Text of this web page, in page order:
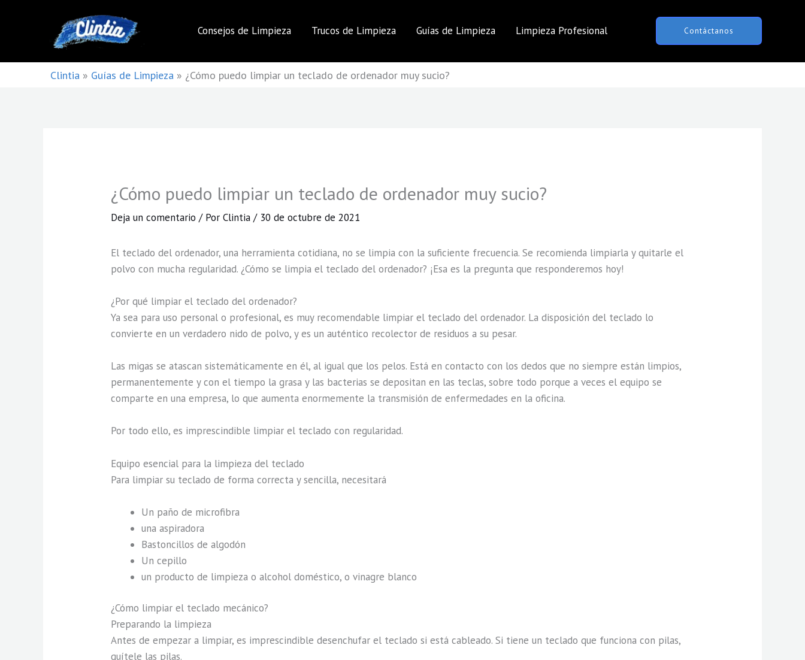
Consejos de Limpieza Trucos de Limpieza Guías de Limpieza Limpieza Profesional Contáctanos
Clintia » Guías de Limpieza » ¿Cómo puedo limpiar un teclado de ordenador muy sucio?
¿Cómo puedo limpiar un teclado de ordenador muy sucio?
Deja un comentario / PorClintia/ 30 de octubre de 2021
El teclado del ordenador, una herramienta cotidiana, no se limpia con la suficiente frecuencia. Se recomienda limpiarla y quitarle el
polvo con mucha regularidad. ¿Cómo se limpia el teclado del ordenador? ¡Esa es la pregunta que responderemos hoy!
¿Por qué limpiar el teclado del ordenador?
Ya sea para uso personal o profesional, es muy recomendable limpiar el teclado del ordenador. La disposición del teclado lo
convierte en un verdadero nido de polvo, y es un auténtico recolector de residuos a su pesar.
Las migas se atascan sistemáticamente en él, al igual que los pelos. Está en contacto con los dedos que no siempre están limpios,
permanentemente y con el tiempo la grasa y las bacterias se depositan en las teclas, sobre todo porque a veces el equipo se
comparte en una empresa, lo que aumenta enormemente la transmisión de enfermedades en la oficina.
Por todo ello, es imprescindible limpiar el teclado con regularidad.
Equipo esencial para la limpieza del teclado
Para limpiar su teclado de forma correcta y sencilla, necesitará
Un paño de microfibra
una aspiradora
Bastoncillos de algodón
Un cepillo
un producto de limpieza o alcohol doméstico, o vinagre blanco
¿Cómo limpiar el teclado mecánico?
Preparando la limpieza
Antes de empezar a limpiar, es imprescindible desenchufar el teclado si está cableado. Si tiene un teclado que funciona con pilas,
quítele las pilas.